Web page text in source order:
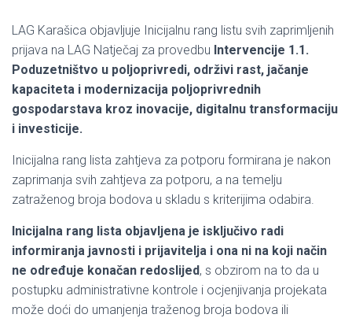
LAG Karašica objavljuje Inicijalnu rang listu svih zaprimljenih
prijava na LAG Natječaj za provedbu Intervencije 1.1.
Poduzetništvo u poljoprivredi, održivi rast, jačanje
kapaciteta i modernizacija poljoprivrednih
gospodarstava kroz inovacije, digitalnu transformaciju
i investicije.
Inicijalna rang lista zahtjeva za potporu formirana je nakon
zaprimanja svih zahtjeva za potporu, a na temelju
zatraženog broja bodova u skladu s kriterijima odabira.
Inicijalna rang lista objavljena je isključivo radi
informiranja javnosti i prijavitelja i ona ni na koji način
ne određuje konačan redoslijed, s obzirom na to da u
postupku administrativne kontrole i ocjenjivanja projekata
može doći do umanjenja traženog broja bodova ili